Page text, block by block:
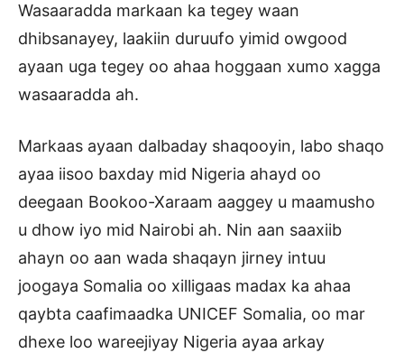
Wasaaradda markaan ka tegey waan
dhibsanayey, laakiin duruufo yimid owgood
ayaan uga tegey oo ahaa hoggaan xumo xagga
wasaaradda ah.
Markaas ayaan dalbaday shaqooyin, labo shaqo
ayaa iisoo baxday mid Nigeria ahayd oo
deegaan Bookoo-Xaraam aaggey u maamusho
u dhow iyo mid Nairobi ah. Nin aan saaxiib
ahayn oo aan wada shaqayn jirney intuu
joogaya Somalia oo xilligaas madax ka ahaa
qaybta caafimaadka UNICEF Somalia, oo mar
dhexe loo wareejiyay Nigeria ayaa arkay